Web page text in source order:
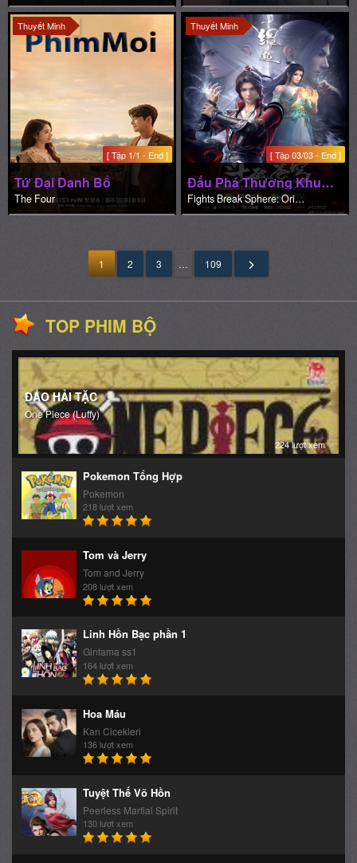
Thuyết Minh
[ Tập 1/1 - End ]
Tứ Đại Danh Bổ
The Four
Thuyết Minh
[ Tập 03/03 - End ]
Đấu Phá Thương Khung: Duyên Khởi
Fights Break Sphere: Origin
1 2 3 … 109
TOP PHIM BỘ
ĐẢO HẢI TẶC
One Piece (Luffy)
224 lượt xem
Pokemon Tổng Hợp
Pokemon
218 lượt xem
Tom và Jerry
Tom and Jerry
208 lượt xem
Linh Hồn Bạc phần 1
Gintama ss1
164 lượt xem
Hoa Máu
Kan Cicekleri
136 lượt xem
Tuyệt Thế Võ Hồn
Peerless Martial Spirit
130 lượt xem